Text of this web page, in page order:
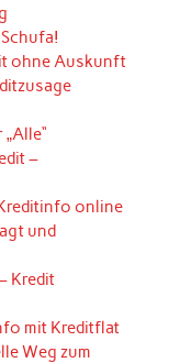
ohne Auskunft
–
online
und
Kredit
mit Kreditflat
Weg zum